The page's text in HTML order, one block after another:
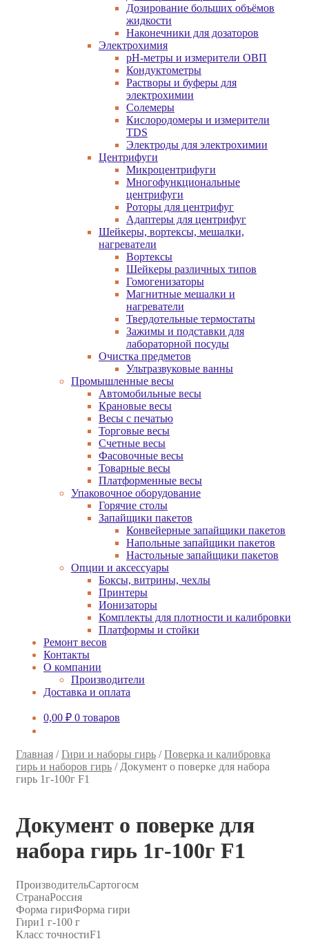
Дозирование больших объёмов
жидкости
Наконечники для дозаторов
Электрохимия
pH-метры и измерители ОВП
Кондуктометры
Растворы и буферы для
электрохимии
Солемеры
Кислородомеры и измерители
TDS
Электроды для электрохимии
Центрифуги
Микроцентрифуги
Многофункциональные
центрифуги
Роторы для центрифуг
Адаптеры для центрифуг
Шейкеры, вортексы, мешалки,
нагреватели
Вортексы
Шейкеры различных типов
Гомогенизаторы
Магнитные мешалки и
нагреватели
Твердотельные термостаты
Зажимы и подставки для
лабораторной посуды
Очистка предметов
Ультразвуковые ванны
Промышленные весы
Автомобильные весы
Крановые весы
Весы с печатью
Торговые весы
Счетные весы
Фасовочные весы
Товарные весы
Платформенные весы
Упаковочное оборудование
Горячие столы
Запайщики пакетов
Конвейерные запайщики пакетов
Напольные запайщики пакетов
Настольные запайщики пакетов
Опции и аксессуары
Боксы, витрины, чехлы
Принтеры
Ионизаторы
Комплекты для плотности и калибровки
Платформы и стойки
Ремонт весов
Контакты
О компании
Производители
Доставка и оплата
0,00 ₽ 0 товаров
Главная /Гири и наборы гирь /Поверка и калибровка
гирь и наборов гирь / Документ о поверке для набора
гирь 1г-100г F1
Документ о поверке для
набора гирь 1г-100г F1
ПроизводительСартогосм
СтранаРоссия
Форма гириФорма гири
Гири1 г-100 г
Класс точностиF1